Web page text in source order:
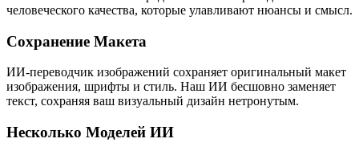
человеческого качества, которые улавливают нюансы и смысл.
Сохранение Макета
ИИ-переводчик изображений сохраняет оригинальный макет
изображения, шрифты и стиль. Наш ИИ бесшовно заменяет
текст, сохраняя ваш визуальный дизайн нетронутым.
Несколько Моделей ИИ